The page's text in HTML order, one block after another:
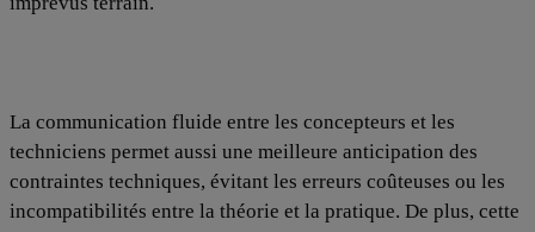
La communication fluide entre les concepteurs et les
techniciens permet aussi une meilleure anticipation des
contraintes techniques, évitant les erreurs coûteuses ou les
incompatibilités entre la théorie et la pratique. De plus, cette